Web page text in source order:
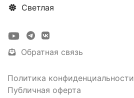
Светлая
Обратная связь
Политика конфиденциальности
Публичная оферта